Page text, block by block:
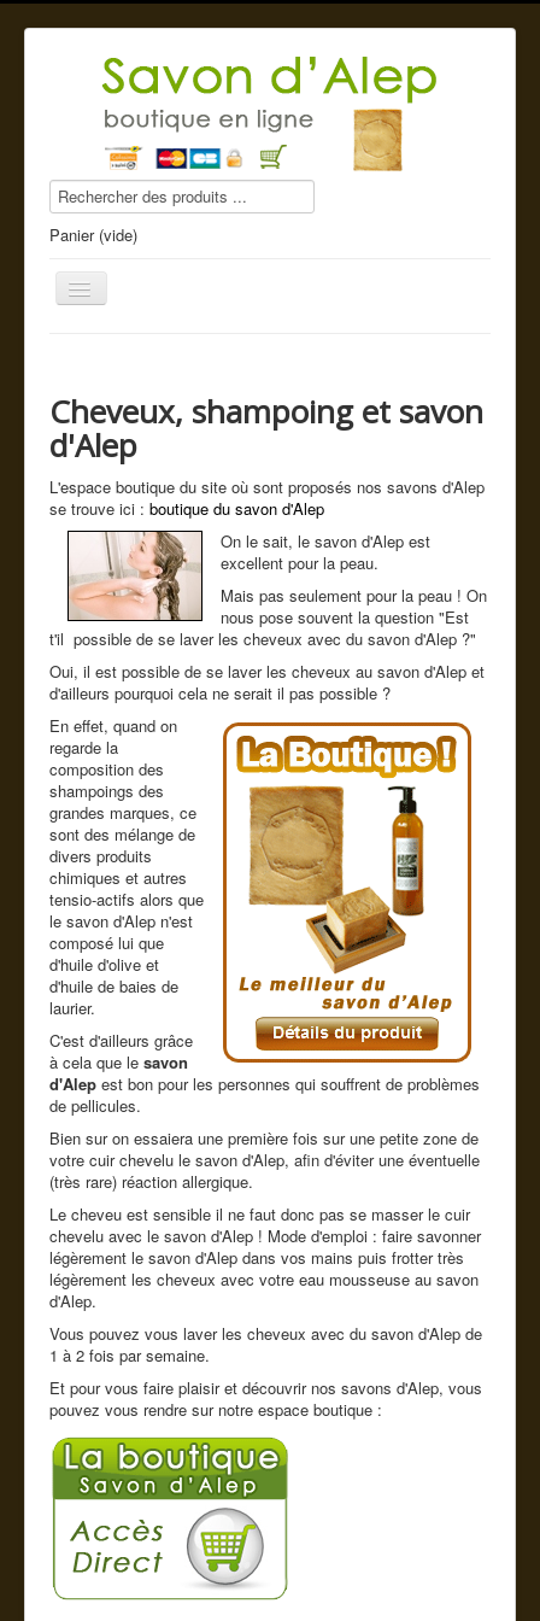
Panier (vide)
Savon d'Alep
Compléments alimentaires
Cde tel
Guide conseil
Cheveux, shampoing et savon
d'Alep
L'espace boutique du site où sont proposés nos savons d'Alep
se trouve ici : boutique du savon d'Alep
On le sait, le savon d'Alep est
excellent pour la peau.
Mais pas seulement pour la peau ! On
nous pose souvent la question "Est
t'il possible de se laver les cheveux avec du savon d'Alep ?"
Oui, il est possible de se laver les cheveux au savon d'Alep et
d'ailleurs pourquoi cela ne serait il pas possible ?
En effet, quand on
regarde la
composition des
shampoings des
grandes marques, ce
sont des mélange de
divers produits
chimiques et autres
tensio-actifs alors que
le savon d'Alep n'est
composé lui que
d'huile d'olive et
d'huile de baies de
laurier.
C'est d'ailleurs grâce
à cela que le savon
d'Alep est bon pour les personnes qui souffrent de problèmes
de pellicules.
Bien sur on essaiera une première fois sur une petite zone de
votre cuir chevelu le savon d'Alep, afin d'éviter une éventuelle
(très rare) réaction allergique.
Le cheveu est sensible il ne faut donc pas se masser le cuir
chevelu avec le savon d'Alep ! Mode d'emploi : faire savonner
légèrement le savon d'Alep dans vos mains puis frotter très
légèrement les cheveux avec votre eau mousseuse au savon
d'Alep.
Vous pouvez vous laver les cheveux avec du savon d'Alep de
1 à 2 fois par semaine.
Et pour vous faire plaisir et découvrir nos savons d'Alep, vous
pouvez vous rendre sur notre espace boutique :